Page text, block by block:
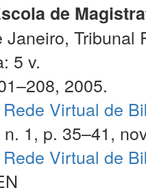
de
Tribunal
5 v.
2005.
Rede Virtual de
1, p. 35–41,
Rede Virtual de